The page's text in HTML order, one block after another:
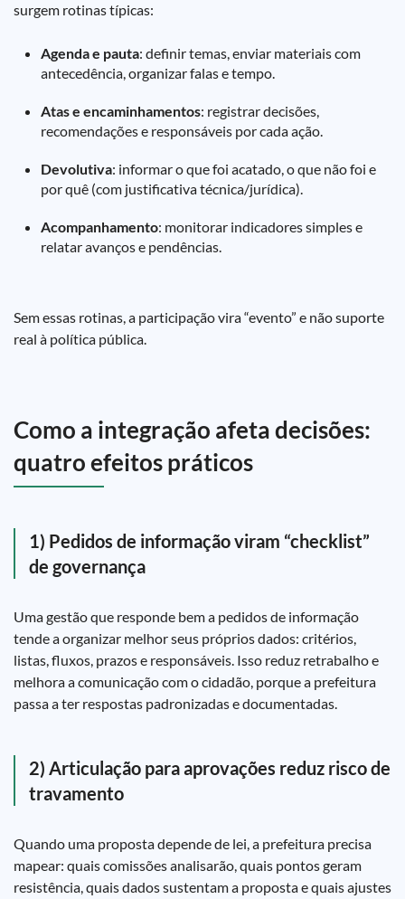
surgem rotinas típicas:
Agenda e pauta: definir temas, enviar materiais com
antecedência, organizar falas e tempo.
Atas e encaminhamentos: registrar decisões,
recomendações e responsáveis por cada ação.
Devolutiva: informar o que foi acatado, o que não foi e
por quê (com justificativa técnica/jurídica).
Acompanhamento: monitorar indicadores simples e
relatar avanços e pendências.
Sem essas rotinas, a participação vira “evento” e não suporte
real à política pública.
Como a integração afeta decisões:
quatro efeitos práticos
1) Pedidos de informação viram “checklist”
de governança
Uma gestão que responde bem a pedidos de informação
tende a organizar melhor seus próprios dados: critérios,
listas, fluxos, prazos e responsáveis. Isso reduz retrabalho e
melhora a comunicação com o cidadão, porque a prefeitura
passa a ter respostas padronizadas e documentadas.
2) Articulação para aprovações reduz risco de
travamento
Quando uma proposta depende de lei, a prefeitura precisa
mapear: quais comissões analisarão, quais pontos geram
resistência, quais dados sustentam a proposta e quais ajustes